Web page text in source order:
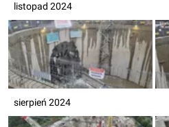
listopad 2024
sierpień 2024